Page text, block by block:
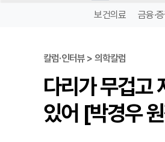
보건의료 금융·
칼럼·인터뷰 > 의학칼럼
다리가 무겁고
있어 [박경우